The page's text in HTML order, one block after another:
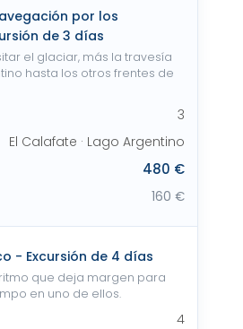
por los
de 3 días
el glaciar, más la travesía
hasta los otros frentes de
3
El Calafate · Lago Argentino
480 €
160 €
- Excursión de 4 días
que deja margen para
en uno de ellos.
4